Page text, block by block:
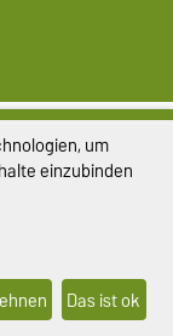
um
einzubinden
Das ist ok